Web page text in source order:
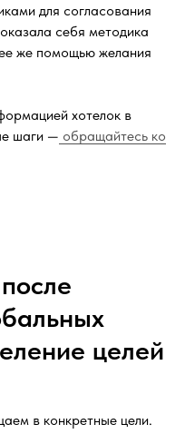
для согласования
себя методика
же помощью желания
хотелок в
шаги — обращайтесь ко
целей
в конкретные цели.